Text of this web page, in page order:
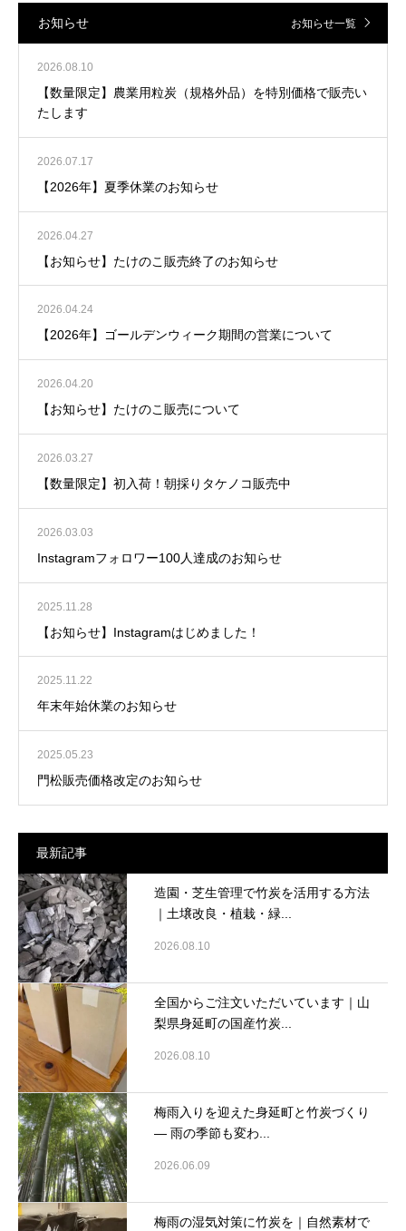
お知らせ お知らせ一覧
2026.08.10
【数量限定】農業用粒炭（規格外品）を特別価格で販売い
たします
2026.07.17
【2026年】夏季休業のお知らせ
2026.04.27
【お知らせ】たけのこ販売終了のお知らせ
2026.04.24
【2026年】ゴールデンウィーク期間の営業について
2026.04.20
【お知らせ】たけのこ販売について
2026.03.27
【数量限定】初入荷！朝採りタケノコ販売中
2026.03.03
Instagramフォロワー100人達成のお知らせ
2025.11.28
【お知らせ】Instagramはじめました！
2025.11.22
年末年始休業のお知らせ
2025.05.23
門松販売価格改定のお知らせ
最新記事
造園・芝生管理で竹炭を活用する方法
｜土壌改良・植栽・緑...
2026.08.10
全国からご注文いただいています｜山
梨県身延町の国産竹炭...
2026.08.10
梅雨入りを迎えた身延町と竹炭づくり
― 雨の季節も変わ...
2026.06.09
梅雨の湿気対策に竹炭を｜自然素材で